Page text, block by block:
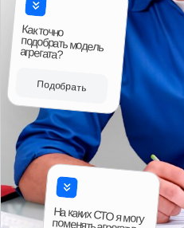
Читать больше
Ответы на